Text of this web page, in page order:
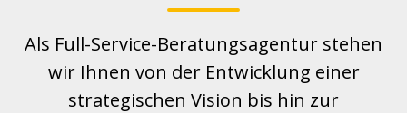
Als Full-Service-Beratungsagentur stehen
wir Ihnen von der Entwicklung einer
strategischen Vision bis hin zur